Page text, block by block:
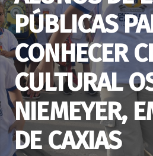
PÚBLICAS
CONHECER
CULTURAL
NIEMEYER,
DE CAXIAS